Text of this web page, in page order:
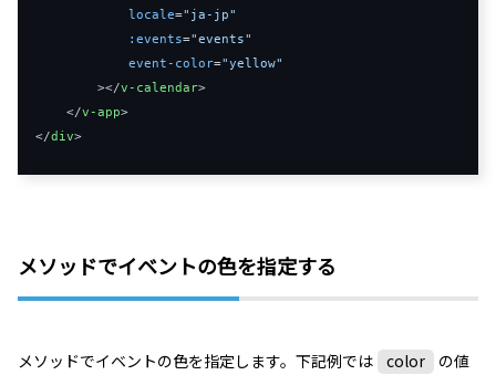
locale="ja-jp"
: events="events"
event-color="yellow"
></v-calendar>
</v-app>
</div>
メソッドでイベントの色を指定する
メソッドでイベントの色を指定します。下記例では color
の値